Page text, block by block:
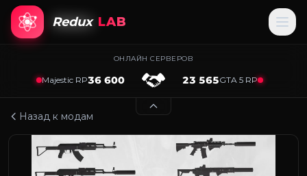
Redux LAB
ОНЛАЙН СЕРВЕРОВ
Majestic RP36 600 23 565GTA 5 RP
Назад к модам